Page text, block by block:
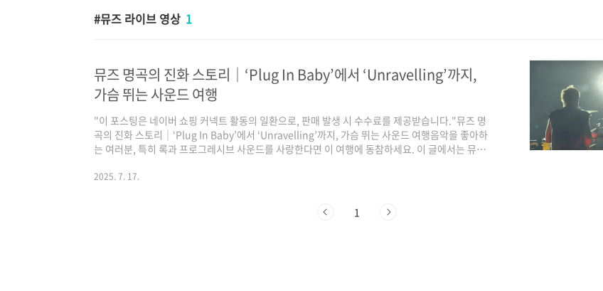
뮤즈 라이브 영상 1
뮤즈 명곡의 진화 스토리｜‘Plug In Baby’에서 ‘Unravelling’까지,
가슴 뛰는 사운드 여행
"이 포스팅은 네이버 쇼핑 커넥트 활동의 일환으로, 판매 발생 시 수수료를 제공받습니다."뮤즈 명
곡의 진화 스토리｜‘Plug In Baby’에서 ‘Unravelling’까지, 가슴 뛰는 사운드 여행음악을 좋아하
는 여러분, 특히 록과 프로그레시브 사운드를 사랑한다면 이 여행에 동참하세요. 이 글에서는 뮤즈
론가와 교수의 시선으로 **감성적·학구적으로** 풀어냅니다. 1. 서곡: "Plug In Baby"—청춘을
터, 그 음이 가슴을 긁고 지나가는 느낌. 저는 항상 뮤즈 대표곡 중 “Plug In Baby”를 들..
2025. 7. 17.
1